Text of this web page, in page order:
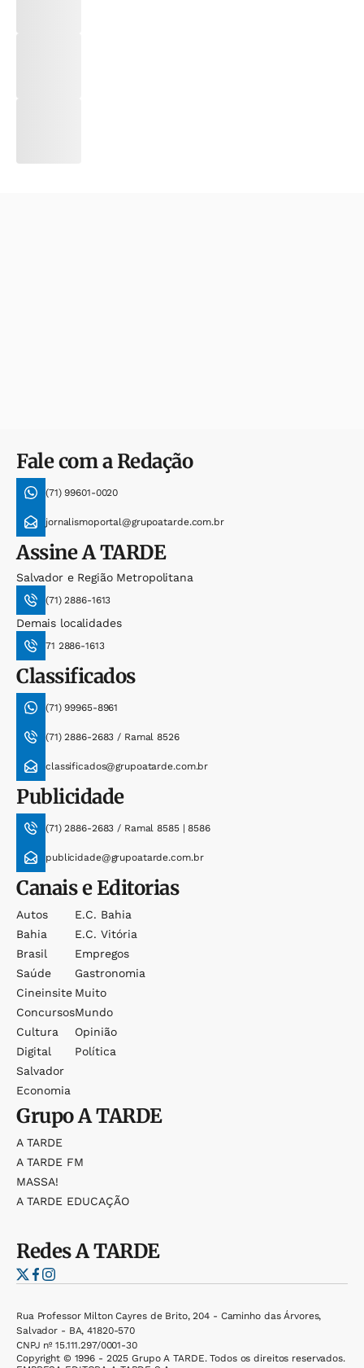
Fale com a Redação
(71) 99601-0020
jornalismoportal@grupoatarde.com.br
AssineA TARDE
Salvador e Região Metropolitana
(71) 2886-1613
Demais localidades
71 2886-1613
Classificados
(71) 99965-8961
(71) 2886-2683 / Ramal 8526
classificados@grupoatarde.com.br
Publicidade
(71) 2886-2683 / Ramal 8585 | 8586
publicidade@grupoatarde.com.br
Canais e Editorias
Autos
Bahia
Brasil
Saúde
Cineinsite
Concursos
Cultura
Digital
Salvador
Economia
E.c. Bahia
E.c. Vitória
Empregos
Gastronomia
Muito
Mundo
Opinião
Política
GrupoA TARDE
A TARDE
A TARDE FM
MASSA!
A TARDE EDUCAÇÃO
RedesA TARDE
Rua Professor Milton Cayres de Brito, 204 - Caminho das Árvores,
Salvador - BA, 41820-570
CNPJ nº 15.111.297/0001-30
Copyright © 1996 - 2025 Grupo A TARDE. Todos os direitos reservados.